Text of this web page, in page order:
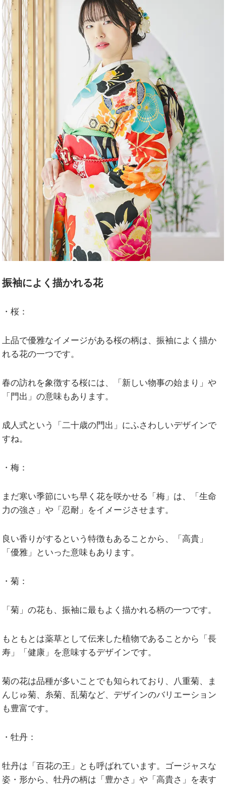
振袖によく描かれる花
・桜：
上品で優雅なイメージがある桜の柄は、振袖によく描か
れる花の一つです。
春の訪れを象徴する桜には、「新しい物事の始まり」や
「門出」の意味もあります。
成人式という「二十歳の門出」にふさわしいデザインで
すね。
・梅：
まだ寒い季節にいち早く花を咲かせる「梅」は、「生命
力の強さ」や「忍耐」をイメージさせます。
良い香りがするという特徴もあることから、「高貴」
「優雅」といった意味もあります。
・菊：
「菊」の花も、振袖に最もよく描かれる柄の一つです。
もともとは薬草として伝来した植物であることから「長
寿」「健康」を意味するデザインです。
菊の花は品種が多いことでも知られており、八重菊、ま
んじゅ菊、糸菊、乱菊など、デザインのバリエーション
も豊富です。
・牡丹：
牡丹は「百花の王」とも呼ばれています。ゴージャスな
姿・形から、牡丹の柄は「豊かさ」や「高貴さ」を表す